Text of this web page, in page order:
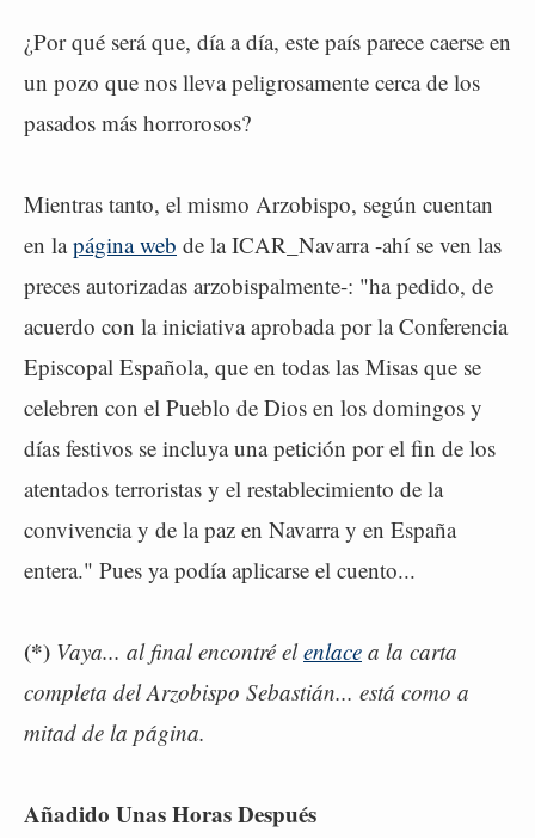
¿Por qué será que, día a día, este país parece caerse en
un pozo que nos lleva peligrosamente cerca de los
pasados más horrorosos?
Mientras tanto, el mismo Arzobispo, según cuentan
en lapágina web de la ICAR_Navarra -ahí se ven las
preces autorizadas arzobispalmente-: "ha pedido, de
acuerdo con la iniciativa aprobada por la Conferencia
Episcopal Española, que en todas las Misas que se
celebren con el Pueblo de Dios en los domingos y
días festivos se incluya una petición por el fin de los
atentados terroristas y el restablecimiento de la
convivencia y de la paz en Navarra y en España
entera." Pues ya podía aplicarse el cuento...
(*) Vaya... al final encontré elenlace a la carta
completa del Arzobispo Sebastián... está como a
mitad de la página.
Añadido Unas Horas Después